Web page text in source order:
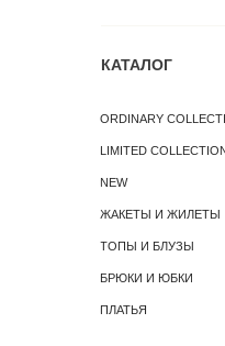
ORDINARY
LIMITED
NEW
ЖАКЕТЫ И ЖИЛЕТЫ
ТОПЫ И БЛУЗЫ
БРЮКИ И ЮБКИ
ПЛАТЬЯ
КАТАЛОГ